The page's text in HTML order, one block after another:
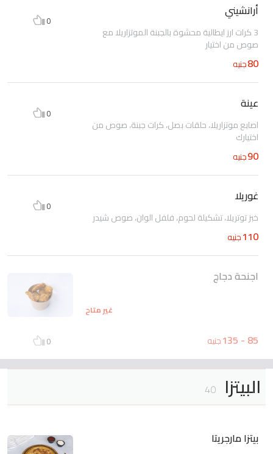
أرانشيني
3 كرات ارز ايطالية محشوة بالجبنة الموتزاريلا مع
صوص من اختيار
80جنيه
0
عينة
اصابع موتزاريلا، حلقات بصل، كرات جبنة، صوص من
اختيارك
90جنيه
0
غوريلا
خبز توتريلا، تشكيلة لحوم، فلفل الوان، صوص شيدر
110جنيه
0
اجنحة دجاج
غير متاح
85 - 135 جنيه 0
البيتزا 40
بيتزا مارجريتا